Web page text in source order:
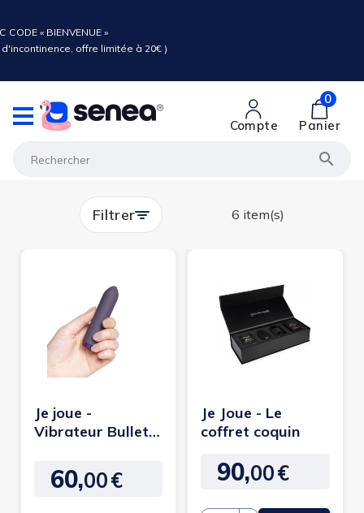
CODE « BIENVENUE »
offre limitée à 20€ )

Compte
0
Panier
Filtrer 6 item(s)
Je joue -
Vibrateur Bullet
Prix
60,00€
Je Joue - Le
coffret coquin
Prix
90,00€